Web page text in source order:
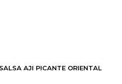
AJI PICANTE ORIENTAL